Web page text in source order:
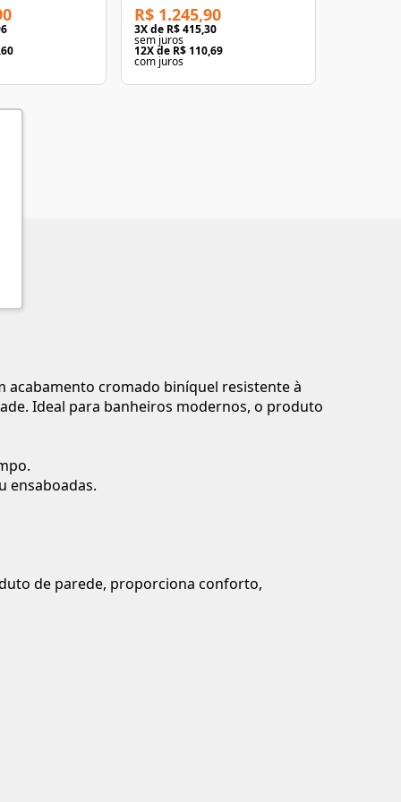
R$ 1.245,90
3X de R$ 415,30
sem juros
12X de R$ 110,69
com juros
acabamento cromado biníquel resistente à
Ideal para banheiros modernos, o produto
ensaboadas.
de parede, proporciona conforto,